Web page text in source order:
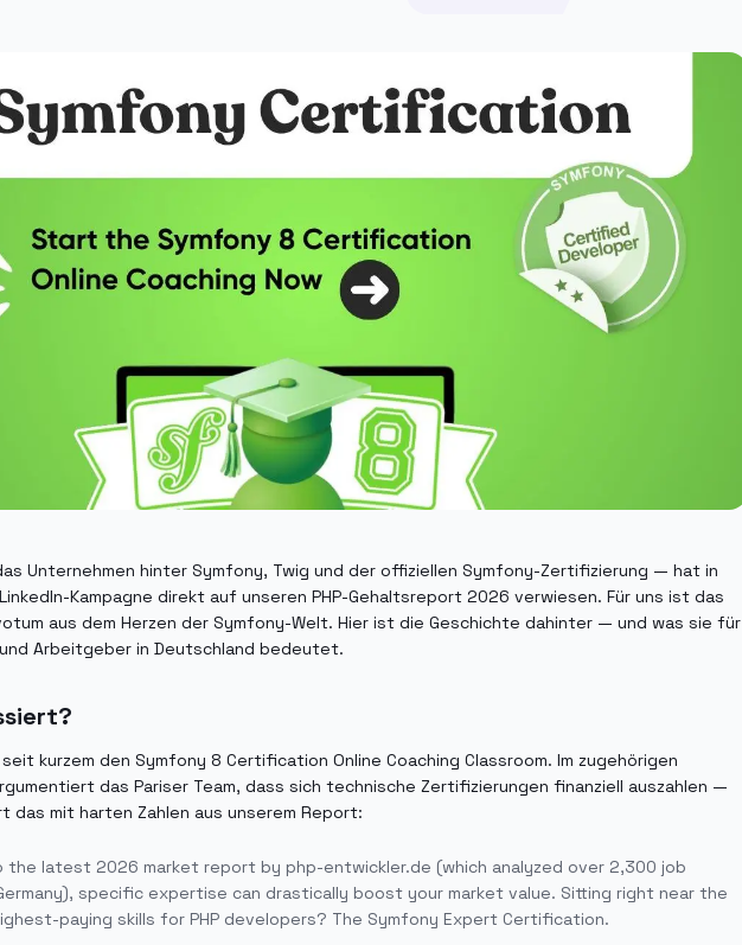
Unternehmen hinter Symfony, Twig und der offiziellen Symfony-Zertifizierung — hat in
Kampagne direkt auf unseren PHP-Gehaltsreport 2026 verwiesen. Für uns ist das
aus dem Herzen der Symfony-Welt. Hier ist die Geschichte dahinter — und was sie für
und Arbeitgeber in Deutschland bedeutet.
kurzem den Symfony 8 Certification Online Coaching Classroom. Im zugehörigen
das Pariser Team, dass sich technische Zertifizierungen finanziell auszahlen —
das mit harten Zahlen aus unserem Report:
the latest 2026 market report by php-entwickler.de (which analyzed over 2,300 job
specific expertise can drastically boost your market value. Sitting right near the
paying skills for PHP developers? The Symfony Expert Certification.